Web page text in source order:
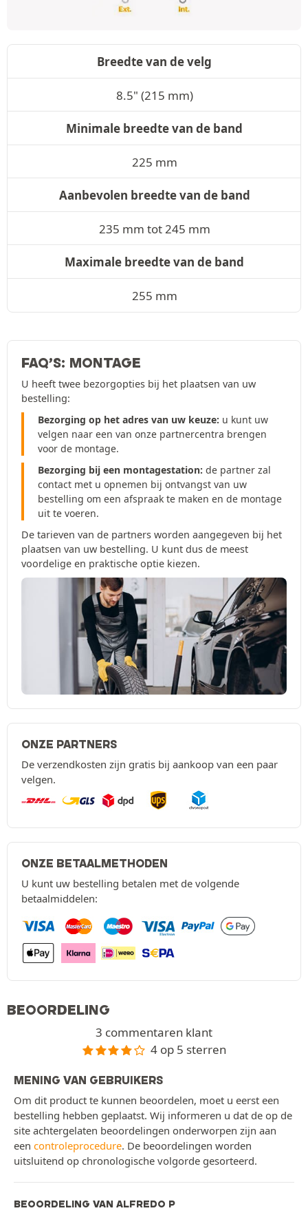
Breedte van de velg
8.5" (215 mm)
Minimale breedte van de band
225 mm
Aanbevolen breedte van de band
235 mm tot 245 mm
Maximale breedte van de band
255 mm
FAQ’S: MONTAGE
U heeft twee bezorgopties bij het plaatsen van uw
bestelling:
Bezorging op het adres van uw keuze: u kunt uw
velgen naar een van onze partnercentra brengen
voor de montage.
Bezorging bij een montagestation: de partner zal
contact met u opnemen bij ontvangst van uw
bestelling om een afspraak te maken en de montage
uit te voeren.
De tarieven van de partners worden aangegeven bij het
plaatsen van uw bestelling. U kunt dus de meest
voordelige en praktische optie kiezen.
ONZE PARTNERS
De verzendkosten zijn gratis bij aankoop van een paar
velgen.
ONZE BETAALMETHODEN
U kunt uw bestelling betalen met de volgende
betaalmiddelen:
BEOORDELING
3 commentaren klant
4 op 5 sterren
MENING VAN GEBRUIKERS
Om dit product te kunnen beoordelen, moet u eerst een
bestelling hebben geplaatst. Wij informeren u dat de op de
site achtergelaten beoordelingen onderworpen zijn aan
een controleprocedure. De beoordelingen worden
uitsluitend op chronologische volgorde gesorteerd.
BEOORDELING VAN ALFREDO P